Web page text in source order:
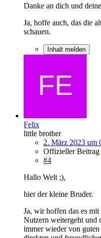
Danke an dich und
Ja, hoffe auch, das die
schauen.
Inhalt melden
Felix
little brother
2. März 2023 um
Offizieller Beitrag
#4
Hallo Welt ;),
hier der kleine Bruder.
Ja, wir hoffen das es
Nutzern weitergeht und
immer wieder von guten